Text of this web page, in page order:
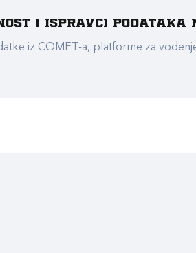
i ispravci podataka
iz COMET-a, platforme za